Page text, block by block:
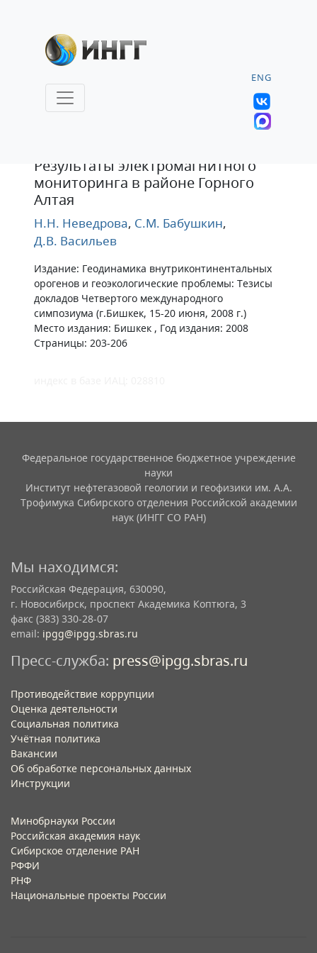
ENG
Результаты электромагнитного
мониторинга в районе Горного
Алтая
Н.Н. Неведрова, С.М. Бабушкин,
Д.В. Васильев
Издание: Геодинамика внутриконтинентальных
орогенов и геоэкологические проблемы: Тезисы
докладов Четвертого международного
симпозиума (г.Бишкек, 15-20 июня, 2008 г.)
Место издания: Бишкек , Год издания: 2008
Страницы: 203-206
Федеральное государственное бюджетное учреждение
науки
Институт нефтегазовой геологии и геофизики им. А.А.
Трофимука Сибирского отделения Российской академии
наук (ИНГГ СО РАН)
Мы находимся:
Российская Федерация, 630090,
г. Новосибирск, проспект Академика Коптюга, 3
факс (383) 330-28-07
email: ipgg@ipgg.sbras.ru
Пресс-служба: press@ipgg.sbras.ru
Противодействие коррупции
Оценка деятельности
Социальная политика
Учётная политика​
Вакансии​
Об обработке персональных данных​
Инструкции​
Минобрнауки России
Российская академия наук
Сибирское отделение РАН
РФФИ
РНФ
Национальные проекты России